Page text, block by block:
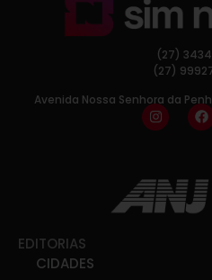
(27)
(27)
Avenida Nossa Senhora da
EDITORIAS
CIDADES